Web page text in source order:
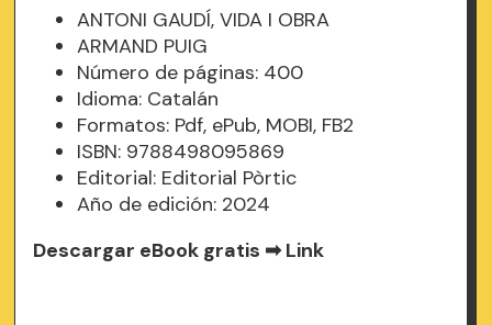
ANTONI GAUDÍ, VIDA I OBRA
ARMAND PUIG
Número de páginas: 400
Idioma: Catalán
Formatos: Pdf, ePub, MOBI, FB2
ISBN: 9788498095869
Editorial: Editorial Pòrtic
Año de edición: 2024
Descargar eBook gratis ➡Link